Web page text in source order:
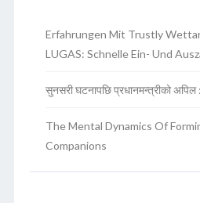
Erfahrungen Mit Trustly
LUGAS: Schnelle Ein- Und
सुनसरी घटनापछि प्रधानमन्त्रीको अपिल
The Mental Dynamics Of
Companions